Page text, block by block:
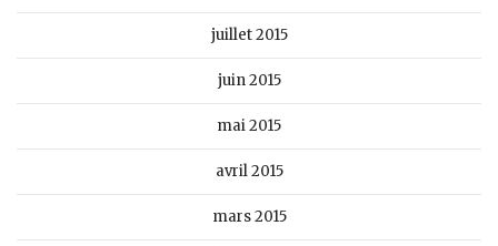
juillet 2015
juin 2015
mai 2015
avril 2015
mars 2015